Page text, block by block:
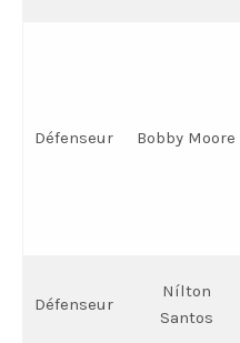
Défenseur Bobby Moore
Défenseur
Nílton
Santos